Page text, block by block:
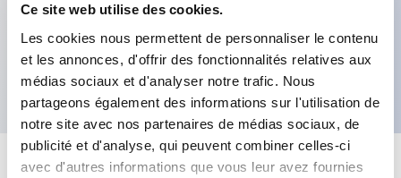
Ce site web utilise des cookies.
Les cookies nous permettent de personnaliser le contenu
et les annonces, d'offrir des fonctionnalités relatives aux
médias sociaux et d'analyser notre trafic. Nous
partageons également des informations sur l'utilisation de
notre site avec nos partenaires de médias sociaux, de
publicité et d'analyse, qui peuvent combiner celles-ci
avec d'autres informations que vous leur avez fournies
Le commutateur sélecteur avec clé adopte une
structure à goupille à cylindre haute sécurité
La structure de protection est IP65 (IEC60529)